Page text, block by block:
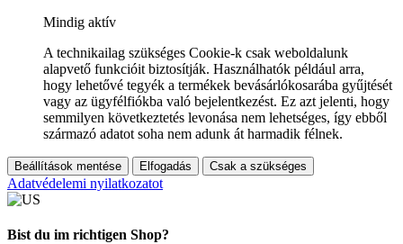
Mindig aktív
A technikailag szükséges Cookie-k csak weboldalunk
alapvető funkcióit biztosítják. Használhatók például arra,
hogy lehetővé tegyék a termékek bevásárlókosarába gyűjtését
vagy az ügyfélfiókba való bejelentkezést. Ez azt jelenti, hogy
semmilyen következtetés levonása nem lehetséges, így ebből
származó adatot soha nem adunk át harmadik félnek.
Beállítások mentése Elfogadás Csak a szükséges
Adatvédelemi nyilatkozatot
Bist du im richtigen Shop?